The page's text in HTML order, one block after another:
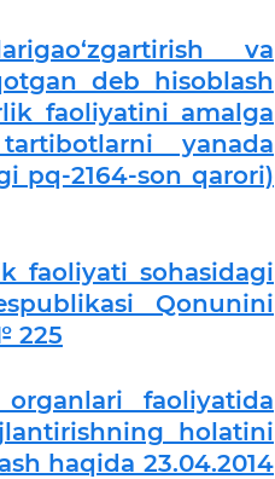
va
deb hisoblash
faoliyatini amalga
yanada
pq-2164-son qarori)
faoliyati sohasidagi
Qonunini
225
faoliyatida
holatini
haqida 23.04.2014